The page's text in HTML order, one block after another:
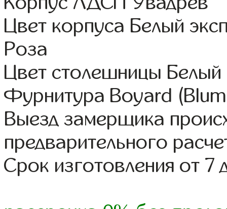
Цвет корпуса Белый
Роза
Цвет столешницы Белый
Фурнитура Boyard
Выезд замерщика
предварительного
Срок изготовления от 7